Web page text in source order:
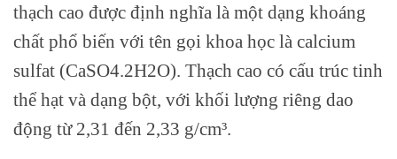
thạch cao được định nghĩa là một dạng khoáng
chất phổ biến với tên gọi khoa học là calcium
sulfat (CaSO4.2H2O). Thạch cao có cấu trúc tinh
thể hạt và dạng bột, với khối lượng riêng dao
động từ 2,31 đến 2,33 g/cm³.